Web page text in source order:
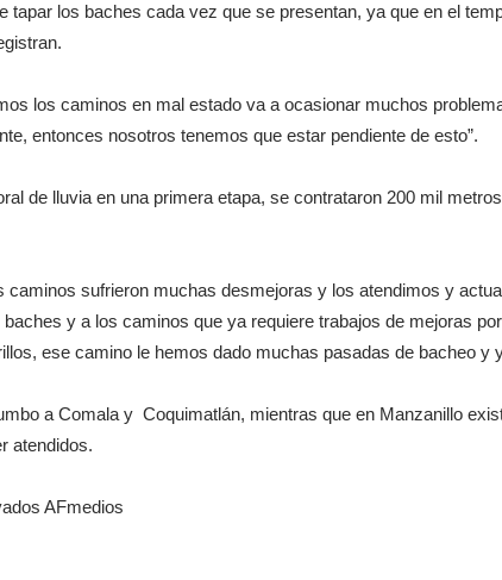
tapar los baches cada vez que se presentan, ya que en el
los caminos en mal estado va a ocasionar muchos
entonces nosotros tenemos que estar pendiente de esto”.
de lluvia en una primera etapa, se contrataron 200 mil
caminos sufrieron muchas desmejoras y los atendimos y
y a los caminos que ya requiere trabajos de mejoras
ese camino le hemos dado muchas pasadas de bacheo y
a Comala y Coquimatlán, mientras que en Manzanillo
atendidos.
AFmedios